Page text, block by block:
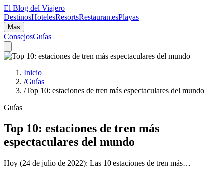
El Blog del Viajero
DestinosHotelesResortsRestaurantesPlayas
Mas
ConsejosGuías
Inicio
/Guías
/Top 10: estaciones de tren más espectaculares del mundo
Guías
Top 10: estaciones de tren más
espectaculares del mundo
Hoy (24 de julio de 2022): Las 10 estaciones de tren más…